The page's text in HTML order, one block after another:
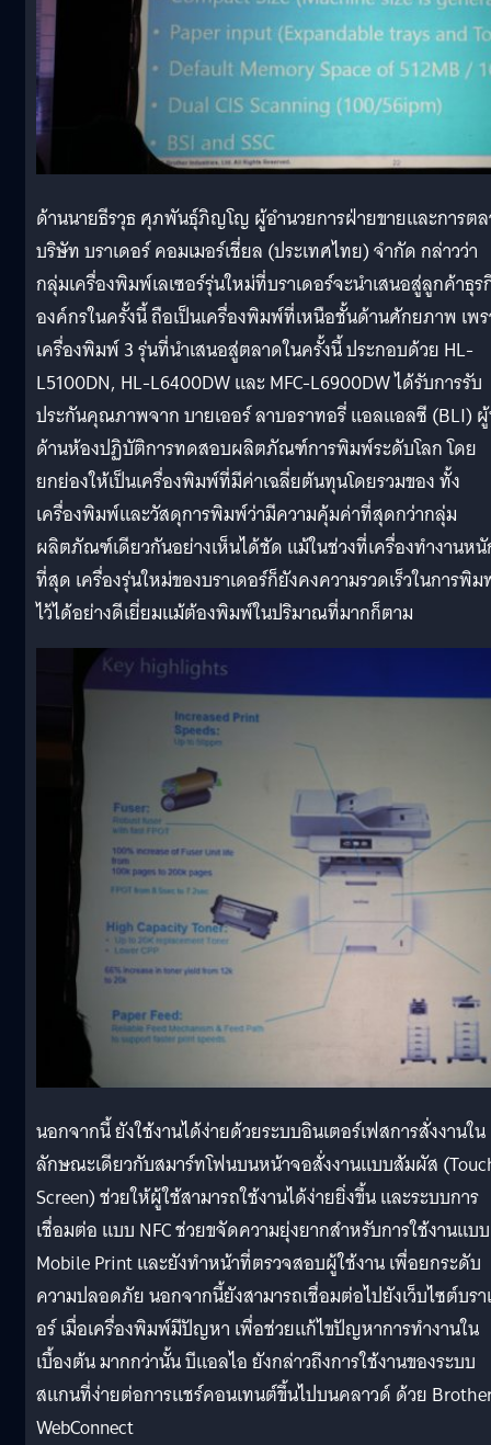
ด้านนายธีรวุธ ศุภพันธุ์ภิญโญ ผู้อำนวยการฝ่ายขายและการต
บริษัท บราเดอร์ คอมเมอร์เชี่ยล (ประเทศไทย) จำกัด กล่าวว่า
กลุ่มเครื่องพิมพ์เลเซอร์รุ่นใหม่ที่บราเดอร์จะนำเสนอสู่ลูกค้าธุ
องค์กรในครั้งนี้ ถือเป็นเครื่องพิมพ์ที่เหนือชั้นด้านศักยภาพ เพ
เครื่องพิมพ์ 3 รุ่นที่นำเสนอสู่ตลาดในครั้งนี้ ประกอบด้วย HL-
L5100DN, HL-L6400DW และ MFC-L6900DW ได้รับการรับ
ประกันคุณภาพจาก บายเออร์ ลาบอราทอรี่ แอลแอลซี (BLI)
ด้านห้องปฏิบัติการทดสอบผลิตภัณฑ์การพิมพ์ระดับโลก โดย
ยกย่องให้เป็นเครื่องพิมพ์ที่มีค่าเฉลี่ยต้นทุนโดยรวมของ ทั้ง
เครื่องพิมพ์และวัสดุการพิมพ์ว่ามีความคุ้มค่าที่สุดกว่ากลุ่ม
ผลิตภัณฑ์เดียวกันอย่างเห็นได้ชัด แม้ในช่วงที่เครื่องทำงานห
ที่สุด เครื่องรุ่นใหม่ของบราเดอร์ก็ยังคงความรวดเร็วในการพิ
ไว้ได้อย่างดีเยี่ยมแม้ต้องพิมพ์ในปริมาณที่มากก็ตาม
นอกจากนี้ ยังใช้งานได้ง่ายด้วยระบบอินเตอร์เฟสการสั่งงานใน
ลักษณะเดียวกับสมาร์ทโฟนบนหน้าจอสั่งงานแบบสัมผัส
Screen) ช่วยให้ผู้ใช้สามารถใช้งานได้ง่ายยิ่งขึ้น และระบบการ
เชื่อมต่อ แบบ NFC ช่วยขจัดความยุ่งยากสำหรับการใช้งานแบบ
Mobile Print และยังทำหน้าที่ตรวจสอบผู้ใช้งาน เพื่อยกระดับ
ความปลอดภัย นอกจากนี้ยังสามารถเชื่อมต่อไปยังเว็บไซต์บรา
อร์ เมื่อเครื่องพิมพ์มีปัญหา เพื่อช่วยแก้ไขปัญหาการทำงานใน
เบื้องต้น มากกว่านั้น บีแอลไอ ยังกล่าวถึงการใช้งานของระบบ
สแกนที่ง่ายต่อการแชร์คอนเทนต์ขึ้นไปบนคลาวด์ ด้วย
WebConnect